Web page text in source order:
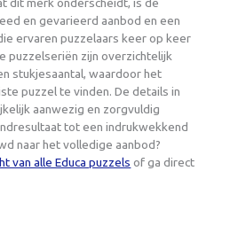
dit merk onderscheidt, is de
en gevarieerd aanbod en een
ervaren puzzelaars keer op keer
puzzelseriën zijn overzichtelijk
stukjesaantal, waardoor het
puzzel te vinden. De details in
aanwezig en zorgvuldig
tot een indrukwekkend
naar het volledige aanbod?
van alle Educa puzzels of ga direct